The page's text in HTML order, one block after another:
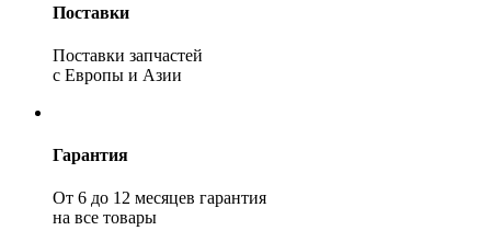
Поставки
Поставки запчастей
с Европы и Азии
Гарантия
От 6 до 12 месяцев гарантия
на все товары